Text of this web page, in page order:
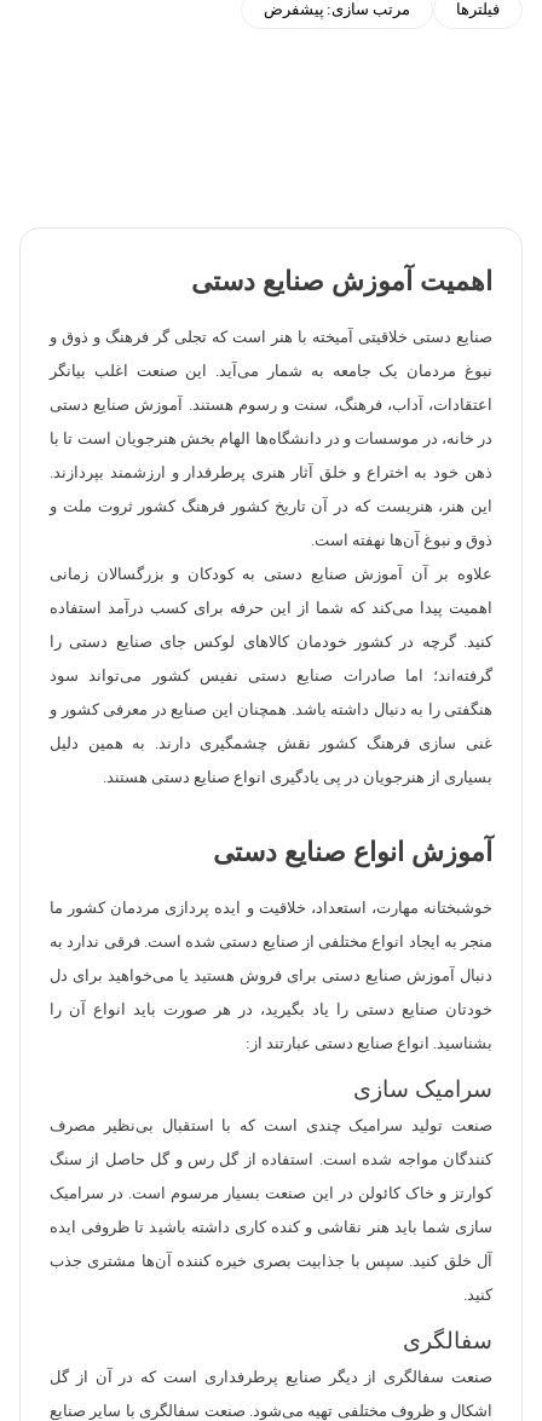
فیلترها مرتب سازی: پیشفرض
اهمیت آموزش صنایع دستی
صنایع دستی خلاقیتی آمیخته با هنر است که تجلی گر فرهنگ و ذوق و
نبوغ مردمان یک جامعه به شمار می‌آید. این صنعت اغلب بیانگر
اعتقادات، آداب، فرهنگ، سنت و رسوم هستند. آموزش صنایع دستی
در خانه، در موسسات و در دانشگاه‌ها الهام بخش هنرجویان است تا با
ذهن خود به اختراع و خلق آثار هنری پرطرفدار و ارزشمند بپردازند.
این هنر، هنریست که در آن تاریخ کشور فرهنگ کشور ثروت ملت و
ذوق و نبوغ آن‌ها نهفته است.
علاوه بر آن آموزش صنایع دستی به کودکان و بزرگسالان زمانی
اهمیت پیدا می‌کند که شما از این حرفه برای کسب درآمد استفاده
کنید. گرچه در کشور خودمان کالاهای لوکس جای صنایع دستی را
گرفته‌اند؛ اما صادرات صنایع دستی نفیس کشور می‌تواند سود
هنگفتی را به دنبال داشته باشد. همچنان این صنایع در معرفی کشور و
غنی سازی فرهنگ کشور نقش چشمگیری دارند. به همین دلیل
بسیاری از هنرجویان در پی یادگیری انواع صنایع دستی هستند.
آموزش انواع صنایع دستی
خوشبختانه مهارت، استعداد، خلاقیت و ایده پردازی مردمان کشور ما
منجر به ایجاد انواع مختلفی از صنایع دستی شده است. فرقی ندارد به
دنبال آموزش صنایع دستی برای فروش هستید یا می‌خواهید برای دل
خودتان صنایع دستی را یاد بگیرید، در هر صورت باید انواع آن را
بشناسید. انواع صنایع دستی عبارتند از:
سرامیک سازی
صنعت تولید سرامیک چندی است که با استقبال بی‌نظیر مصرف
کنندگان مواجه شده است. استفاده از گل رس و گل حاصل از سنگ
کوارتز و خاک کائولن در این صنعت بسیار مرسوم است. در سرامیک
سازی شما باید هنر نقاشی و کنده کاری داشته باشید تا ظروفی ایده
آل خلق کنید. سپس با جذابیت بصری خیره کننده آن‌ها مشتری جذب
کنید.
سفالگری
صنعت سفالگری از دیگر صنایع پرطرفداری است که در آن از گل
اشکال و ظروف مختلفی تهیه می‌شود. صنعت سفالگری با سایر صنایع